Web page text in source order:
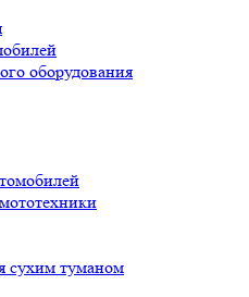
оборудования
сухим туманом